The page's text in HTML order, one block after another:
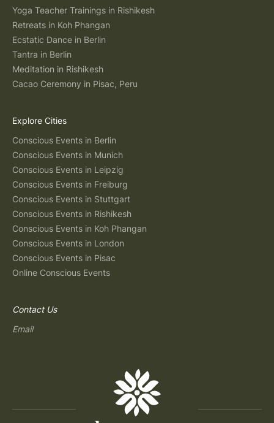
Yoga Teacher Trainings in Rishikesh
Retreats in Koh Phangan
Ecstatic Dance in Berlin
Tantra in Berlin
Meditation in Rishikesh
Cacao Ceremony in Pisac, Peru
Explore Cities
Conscious Events in Berlin
Conscious Events in Munich
Conscious Events in Leipzig
Conscious Events in Freiburg
Conscious Events in Stuttgart
Conscious Events in Rishikesh
Conscious Events in Koh Phangan
Conscious Events in London
Conscious Events in Pisac
Online Conscious Events
Contact Us
Email